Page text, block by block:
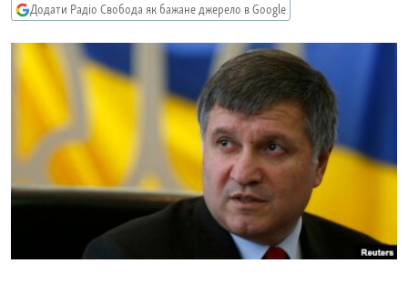
УКРАЇНА
ТИ ЯК?
СХЕМИ
ПРИАЗОВ’Я
КИТАЙ.ВИКЛИКИ
МУЛЬТИМЕДІА
ФОТО
СПЕЦПРОЄКТИ
ПОДКАСТИ
Додати Радіо Свобода як бажане джерело в Google